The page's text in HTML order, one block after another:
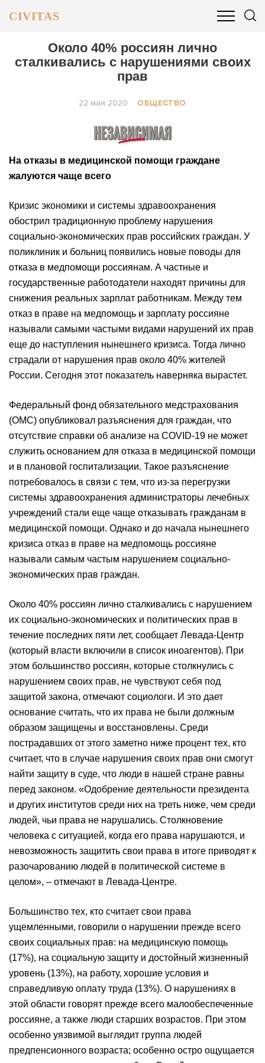
CIVITAS
ОБЩЕСТВО БИЗНЕС И ФИНАНСЫ
Около 40% россиян лично
сталкивались с нарушениями своих
прав
22 мая 2020 ОБЩЕСТВО
На отказы в медицинской помощи граждане
жалуются чаще всего
Кризис экономики и системы здравоохранения
обострил традиционную проблему нарушения
социально-экономических прав российских граждан. У
поликлиник и больниц появились новые поводы для
отказа в медпомощи россиянам. А частные и
государственные работодатели находят причины для
снижения реальных зарплат работникам. Между тем
отказ в праве на медпомощь и зарплату россияне
называли самыми частыми видами нарушений их прав
еще до наступления нынешнего кризиса. Тогда лично
страдали от нарушения прав около 40% жителей
России. Сегодня этот показатель наверняка вырастет.
Федеральный фонд обязательного медстрахования
(ОМС) опубликовал разъяснения для граждан, что
отсутствие справки об анализе на COVID-19 не может
служить основанием для отказа в медицинской помощи
и в плановой госпитализации. Такое разъяснение
потребовалось в связи с тем, что из-за перегрузки
системы здравоохранения администраторы лечебных
учреждений стали еще чаще отказывать гражданам в
медицинской помощи. Однако и до начала нынешнего
кризиса отказ в праве на медпомощь россияне
называли самым частым нарушением социально-
экономических прав граждан.
Около 40% россиян лично сталкивались с нарушением
их социально-экономических и политических прав в
течение последних пяти лет, сообщает Левада-Центр
(который власти включили в список иноагентов). При
этом большинство россиян, которые столкнулись с
нарушением своих прав, не чувствуют себя под
защитой закона, отмечают социологи. И это дает
основание считать, что их права не были должным
образом защищены и восстановлены. Среди
пострадавших от этого заметно ниже процент тех, кто
считает, что в случае нарушения своих прав они смогут
найти защиту в суде, что люди в нашей стране равны
перед законом. «Одобрение деятельности президента
и других институтов среди них на треть ниже, чем среди
людей, чьи права не нарушались. Столкновение
человека с ситуацией, когда его права нарушаются, и
невозможность защитить свои права в итоге приводят к
разочарованию людей в политической системе в
целом», – отмечают в Левада-Центре.
Большинство тех, кто считает свои права
ущемленными, говорили о нарушении прежде всего
своих социальных прав: на медицинскую помощь
(17%), на социальную защиту и достойный жизненный
уровень (13%), на работу, хорошие условия и
справедливую оплату труда (13%). О нарушениях в
этой области говорят прежде всего малообеспеченные
россияне, а также люди старших возрастов. При этом
особенно уязвимой выглядит группа людей
предпенсионного возраста; особенно остро ощущается